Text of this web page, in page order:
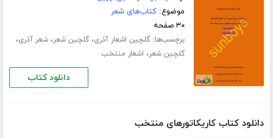
موضوع:کتاب‌های شعر
۳۰ صفحه
برچسب‌ها:گلچین اشعار آذری،گلچین شعر،شعر آذری،
گلچین شعر، اشعار منتخب
دانلود کتاب
دانلود کتاب کاریکاتورهای منتخب